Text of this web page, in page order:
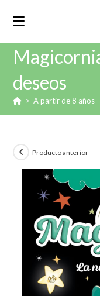
deseos
> A partir de 8 años
Producto anterior